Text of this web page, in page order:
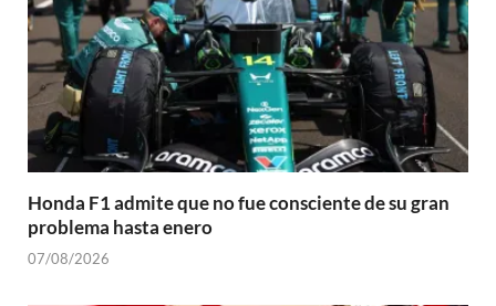
Honda F1 admite que no fue consciente de su gran
problema hasta enero
07/08/2026